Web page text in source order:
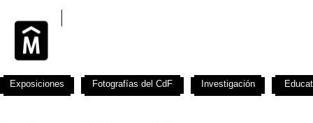
Exposiciones Fotografías del CdF Investigación